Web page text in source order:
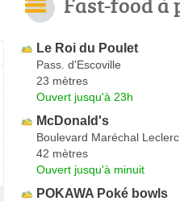
Le Roi du Poulet
Pass. d'Escoville
23 mètres
Ouvert jusqu'à 23h
McDonald's
Boulevard Maréchal Leclerc
42 mètres
Ouvert jusqu'à minuit
POKAWA Poké bowls